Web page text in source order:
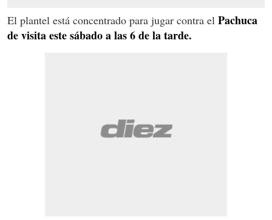
El plantel está concentrado para jugar contra el Pachuca
de visita este sábado a las 6 de la tarde.